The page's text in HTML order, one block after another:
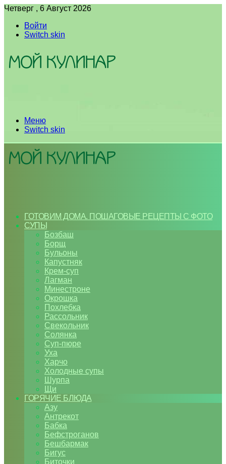
Четверг , 6 Август 2026
Войти
Switch skin
Меню
Switch skin
ГОТОВИМ ДОМА. ПОШАГОВЫЕ РЕЦЕПТЫ С ФОТО
СУПЫ
Бозбаш
Борщ
Бульоны
Капустняк
Крем-суп
Лагман
Минестроне
Окрошка
Похлебка
Рассольник
Свекольник
Солянка
Суп-пюре
Уха
Харчо
Холодные супы
Шурпа
Щи
ГОРЯЧИЕ БЛЮДА
Азу
Антрекот
Бабка
Бефстроганов
Бешбармак
Бигус
Биточки